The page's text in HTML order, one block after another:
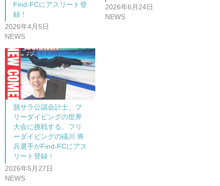
Find-FCにアスリート登
録！
2026年4月5日
NEWS
2026年6月24日
NEWS
脱サラ公認会計士、フ
リーダイビングの世界
大会に挑戦する、フリ
ーダイビングの礒川 将
兵選手がFind-FCにアス
リート登録！
2026年5月27日
NEWS